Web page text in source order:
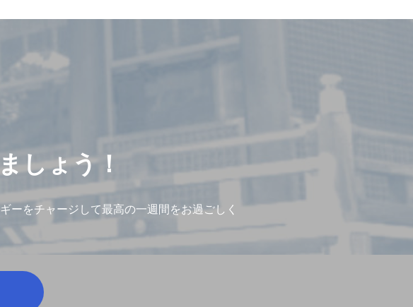
しょう！
ーをチャージして最高の一週間をお過ごしく